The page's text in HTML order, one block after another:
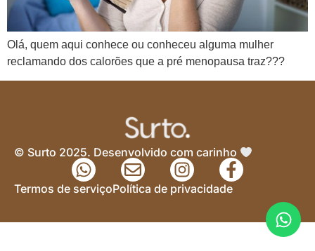
Olá, quem aqui conhece ou conheceu alguma mulher
reclamando dos calorões que a pré menopausa traz???
© Surto 2025. Desenvolvido com carinho
Termos de serviçoPolítica de privacidade